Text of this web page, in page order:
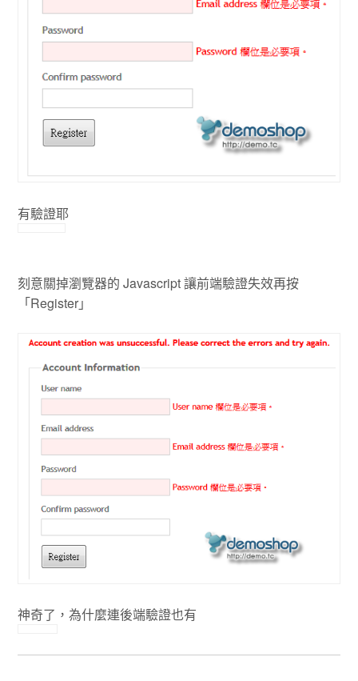
有驗證耶
刻意關掉瀏覽器的 Javascript 讓前端驗證失效再按
「Register」
神奇了，為什麼連後端驗證也有